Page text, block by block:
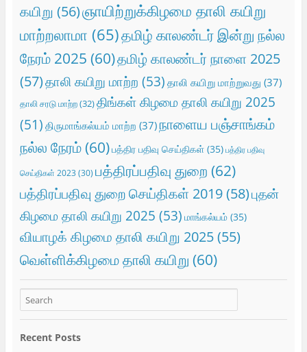
கயிறு (56)ஞாயிற்றுக்கிழமை தாலி கயிறு
மாற்றலாமா (65)தமிழ் காலண்டர் இன்று நல்ல
நேரம் 2025 (60)தமிழ் காலண்டர் நாளை 2025
(57)தாலி கயிறு மாற்ற (53) தாலி கயிறு மாற்றுவது (37)
தாலி சரடு மாற்ற(32)திங்கள் கிழமை தாலி கயிறு 2025
(51) திருமாங்கல்யம் மாற்ற (37)நாளைய பஞ்சாங்கம்
நல்ல நேரம்(60)பத்திர பதிவு செய்திகள்(35) பத்திர பதிவு
செய்திகள் 2023 (30) பத்திரப்பதிவு துறை (62)
பத்திரப்பதிவு துறை செய்திகள் 2019(58)புதன்
கிழமை தாலி கயிறு 2025 (53) மாங்கல்யம்(35)
வியாழக் கிழமை தாலி கயிறு 2025(55)
வெள்ளிக்கிழமை தாலி கயிறு (60)
Recent Posts